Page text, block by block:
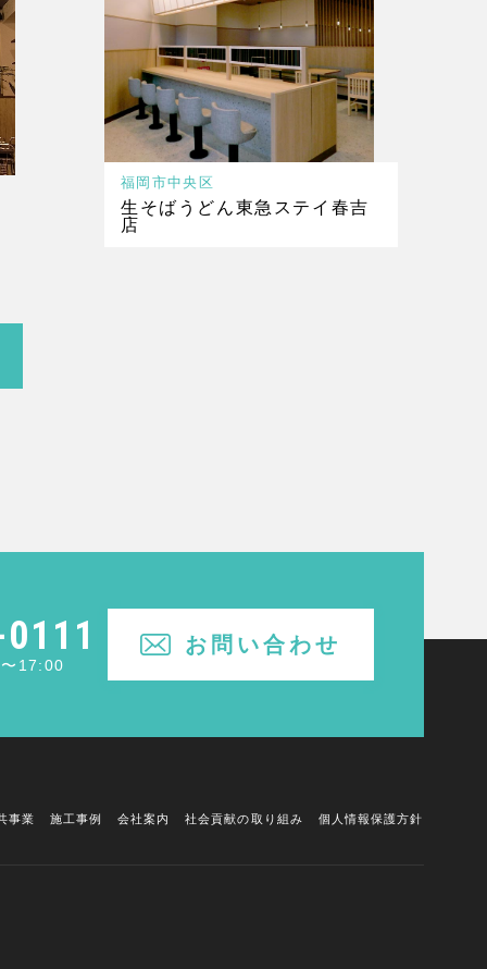
福岡市中央区
生そばうどん東急ステイ春吉
店
17:00
お問い合わせ
事業 施工事例 会社案内 社会貢献の取り組み 個人情報保護方針